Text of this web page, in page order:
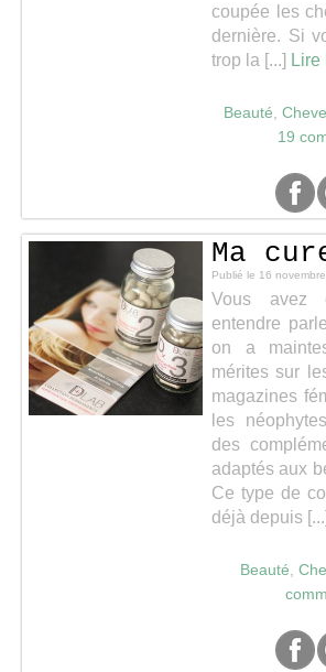
Food & drinks
coupée les
dernière. Si
trop la [...] Lire
Beauté ,
19
Ma
Publié le 16
Vous avez
entendre
on a
mérites sur
magazines
les
des
adaptés aux
Ce type de
déjà depuis [...]
Beauté